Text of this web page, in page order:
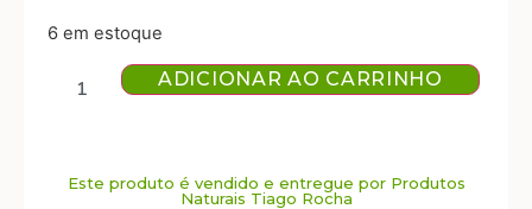
6 em estoque
ADICIONAR AO CARRINHO
Este produto é vendido e entregue por Produtos
Naturais Tiago Rocha